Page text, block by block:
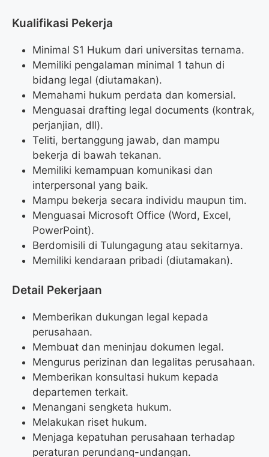
Kualifikasi Pekerja
Minimal S1 Hukum dari universitas ternama.
Memiliki pengalaman minimal 1 tahun di
bidang legal (diutamakan).
Memahami hukum perdata dan komersial.
Menguasai drafting legal documents (kontrak,
perjanjian, dll).
Teliti, bertanggung jawab, dan mampu
bekerja di bawah tekanan.
Memiliki kemampuan komunikasi dan
interpersonal yang baik.
Mampu bekerja secara individu maupun tim.
Menguasai Microsoft Office (Word, Excel,
PowerPoint).
Berdomisili di Tulungagung atau sekitarnya.
Memiliki kendaraan pribadi (diutamakan).
Detail Pekerjaan
Memberikan dukungan legal kepada
perusahaan.
Membuat dan meninjau dokumen legal.
Mengurus perizinan dan legalitas perusahaan.
Memberikan konsultasi hukum kepada
departemen terkait.
Menangani sengketa hukum.
Melakukan riset hukum.
Menjaga kepatuhan perusahaan terhadap
peraturan perundang-undangan.